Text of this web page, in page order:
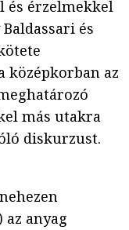
és érzelmekkel
és
középkorban az
más utakra
diskurzust.
az anyag